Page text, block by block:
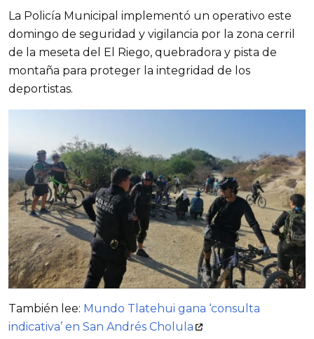
La Policía Municipal implementó un operativo este
domingo de seguridad y vigilancia por la zona cerril
de la meseta del El Riego, quebradora y pista de
montaña para proteger la integridad de los
deportistas.
También lee: Mundo Tlatehui gana ‘consulta
indicativa’ en San Andrés Cholula